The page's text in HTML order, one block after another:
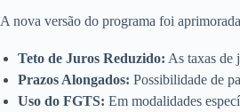
A nova versão do programa foi
Teto de Juros Reduzido: As taxas de
Prazos Alongados: Possibilidade de
Uso do FGTS: Em modalidades